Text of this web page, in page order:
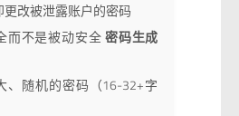
更改被泄露账户的密码
而不是被动安全密码生成
、随机的密码（16-32+字